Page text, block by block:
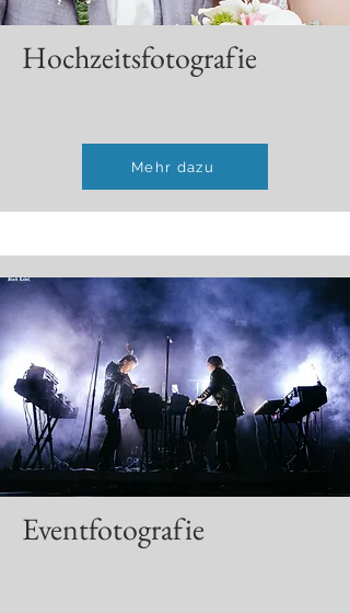
Hochzeitsfotografie
Mehr dazu
Eventfotografie